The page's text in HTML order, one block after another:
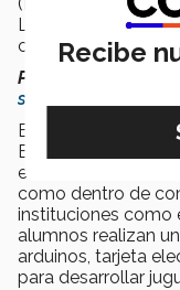
(PIDASI), además
League (FLL) con
colegios Rosedal y
Puedes leer:
El
superdotados
El equipo
Estado de México,
escuelas de la
como dentro de
instituciones como
alumnos realizan
arduinos, tarjeta
para desarrollar
Recibe